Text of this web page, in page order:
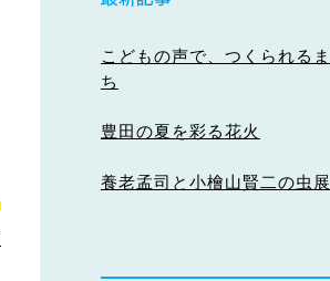
こどもの声で、つくられるま
ち
豊田の夏を彩る花火
養老孟司と小檜山賢二の虫展